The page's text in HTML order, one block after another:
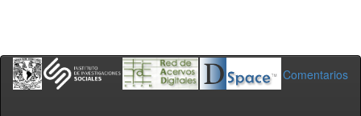
Comentarios